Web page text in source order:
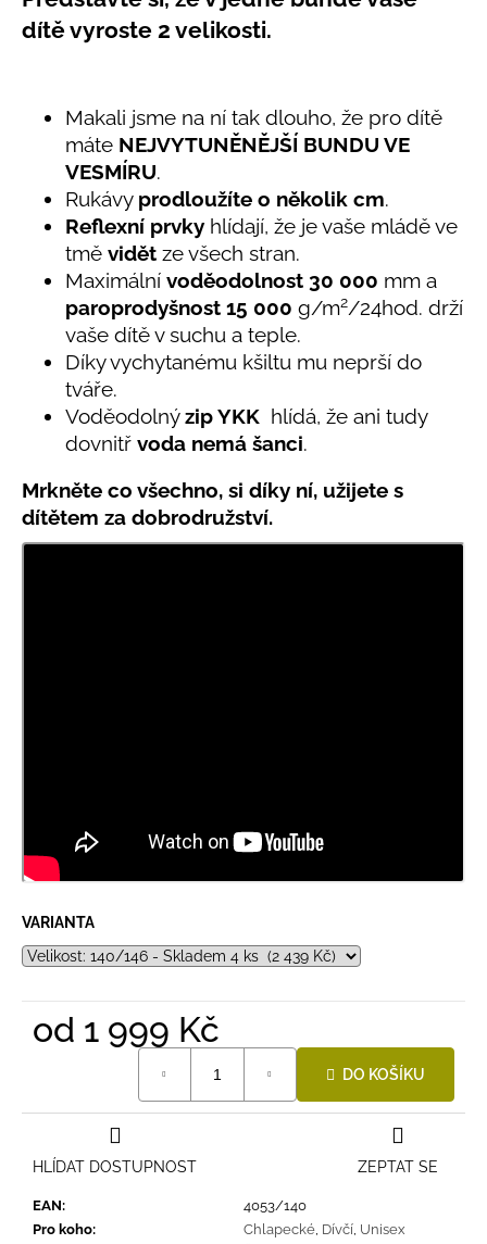
produktu
je
hvězdiček.
dítě vyroste 2 velikosti.
Makali jsme na ní tak dlouho, že pro dítě
máte NEJVYTUNĚNĚJŠÍ BUNDU VE
VESMÍRU.
Rukávy prodloužíte o několik cm.
Reflexní prvky hlídají, že je vaše mládě ve
tmě vidět ze všech stran.
Maximální voděodolnost 30 000 mm a
paroprodyšnost 15 000 g/m2/24hod. drží
vaše dítě v suchu a teple.
Díky vychytanému kšiltu mu neprší do
tváře.
Voděodolnýzip YKK hlídá, že ani tudy
dovnitř voda nemá šanci.
Mrkněte co všechno, si díky ní, užijete s
dítětem za dobrodružství.
VARIANTA
od 1 999 Kč
DO KOŠÍKU
EAN:
4053/140
Pro koho: Chlapecké, Dívčí, Unisex
ZEPTAT SE
HLÍDAT DOSTUPNOST
u
RYCHLESCHNOUCÍ
KALHOTY
ŽLUTÉ